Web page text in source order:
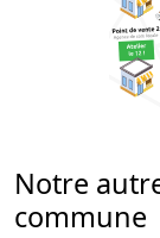
Notre
commune